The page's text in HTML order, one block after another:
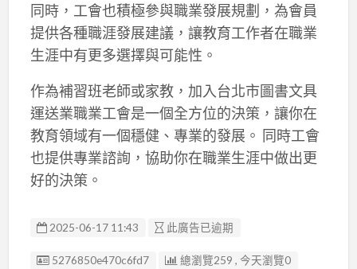
同時，工會也積極參與職業發展規劃，為會員
提供各種職涯發展建議，讓教育工作者在職業
生涯中有更多選擇與可能性。
作為補習班老師或家教，加入台北市圖書文具
運送業職業工會是一個全方位的決策，讓你在
教育領域有一個穩健、專業的發展。 同時工會
也提供專業諮詢，協助你在職業生涯中做出更
好的決策。
2025-06-17 11:43 此廣告已逾期
廣告编號
5276850e470c6fd7 總瀏覽259 , 今天瀏覽0